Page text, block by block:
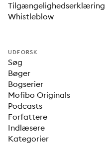
Tilgængelighedserklæring
Whistleblow
UDFORSK
Søg
Bøger
Bogserier
Mofibo Originals
Podcasts
Forfattere
Indlæsere
Kategorier